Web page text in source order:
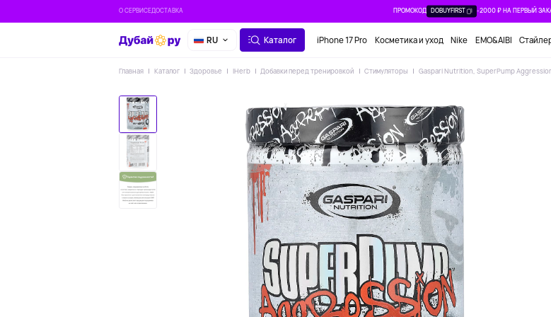
О СЕРВИСЕДОСТАВКА ПРОМОКОД DOBUYFIRST -2000 ₽ НА ПЕРВЫЙ
RU Каталог iPhone 17 Pro Косметика и уход Nike EMO&AIBI
Главная Каталог Здоровье IHerb Добавки перед тренировкой Стимуляторы Gaspari Nutrition, SuperPump